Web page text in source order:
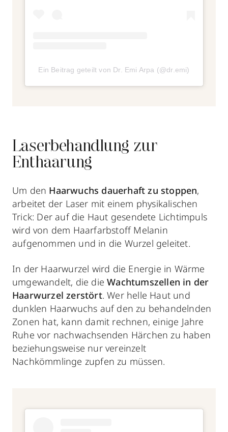
Ein Beitrag geteilt von Dr. Emi Arpa (@dr.emi)
Laserbehandlung zur
Enthaarung
Um den Haarwuchs dauerhaft zu stoppen,
arbeitet der Laser mit einem physikalischen
Trick: Der auf die Haut gesendete Lichtimpuls
wird von dem Haarfarbstoff Melanin
aufgenommen und in die Wurzel geleitet.
In der Haarwurzel wird die Energie in Wärme
umgewandelt, die dieWachtumszellen in der
Haarwurzel zerstört. Wer helle Haut und
dunklen Haarwuchs auf den zu behandelnden
Zonen hat, kann damit rechnen, einige Jahre
Ruhe vor nachwachsenden Härchen zu haben
beziehungsweise nur vereinzelt
Nachkömmlinge zupfen zu müssen.